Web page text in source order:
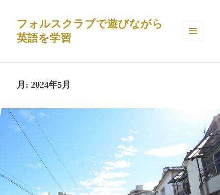
フォルスクラブで遊びながら
英語を学習
月:2024年5月